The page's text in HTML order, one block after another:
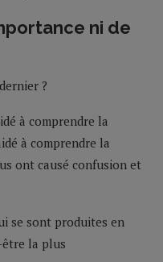
ni de
?
à comprendre la
à comprendre la
ont causé confusion et
se sont produites en
être la plus